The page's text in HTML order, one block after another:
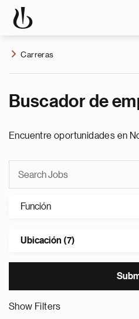
Carreras
Buscador de
Encuentre oportunidades en
Función
Ubicación (7)
Show Filters